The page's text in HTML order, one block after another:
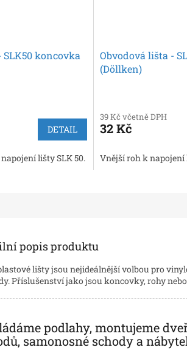
koncovka
DETAIL
lišty SLK 50.
Obvodová lišta -
(Döllken)
39 Kč včetně DPH
32 Kč
Vnější roh k napojení
popis produktu
lišty jsou nejideálnější volbou pro
Příslušenství jako jsou koncovky, rohy
podlahy, montujeme
samonosné schody a